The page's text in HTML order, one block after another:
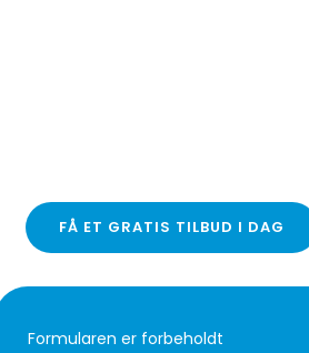
FÅ ET GRATIS TILBUD I DAG
Formularen er forbeholdt